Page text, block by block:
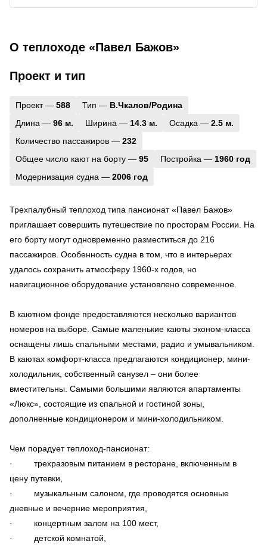
О теплоходе «Павел Бажов»
Проект и тип
Проект — 588 Тип — В.Чкалов/Родина
Длина — 96 м. Ширина — 14.3 м. Осадка — 2.5 м.
Количество пассажиров — 232
Общее число кают на борту — 95 Постройка — 1960 год
Модернизация судна — 2006 год
Трехпалубный теплоход типа пансионат «Павел Бажов»
приглашает совершить путешествие по просторам России. На
его борту могут одновременно разместиться до 216
пассажиров. Особенность судна в том, что в интерьерах
удалось сохранить атмосферу 1960-х годов, но
навигационное оборудование установлено современное.
В каютном фонде предоставляются несколько вариантов
номеров на выборе. Самые маленькие каюты эконом-класса
оснащены лишь спальными местами, радио и умывальником.
В каютах комфорт-класса предлагаются кондиционер, мини-
холодильник, собственный санузел – они более
вместительны. Самыми большими являются апартаменты
«Люкс», состоящие из спальной и гостиной зоны,
дополненные кондиционером и мини-холодильником.
Чем порадует теплоход-пансионат:
· трехразовым питанием в ресторане, включенным в
цену путевки,
· музыкальным салоном, где проводятся основные
дневные и вечерние мероприятия,
· концертным залом на 100 мест,
· детской комнатой,